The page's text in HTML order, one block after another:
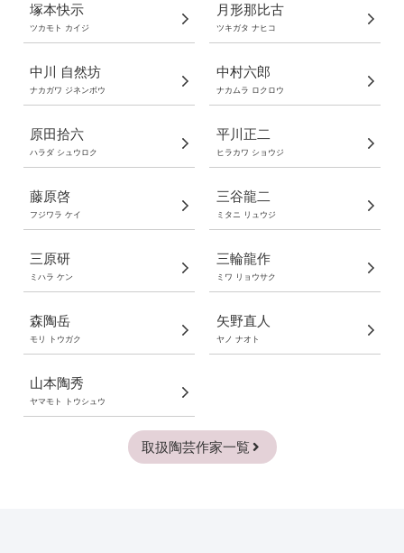
塚本快示
ツカモト カイジ
月形那比古
ツキガタ ナヒコ
中川 自然坊
ナカガワ ジネンボウ
中村六郎
ナカムラ ロクロウ
原田拾六
ハラダ シュウロク
平川正二
ヒラカワ ショウジ
藤原啓
フジワラ ケイ
三谷龍二
ミタニ リュウジ
三原研
ミハラ ケン
三輪龍作
ミワ リョウサク
森陶岳
モリ トウガク
矢野直人
ヤノ ナオト
山本陶秀
ヤマモト トウシュウ
取扱陶芸作家一覧